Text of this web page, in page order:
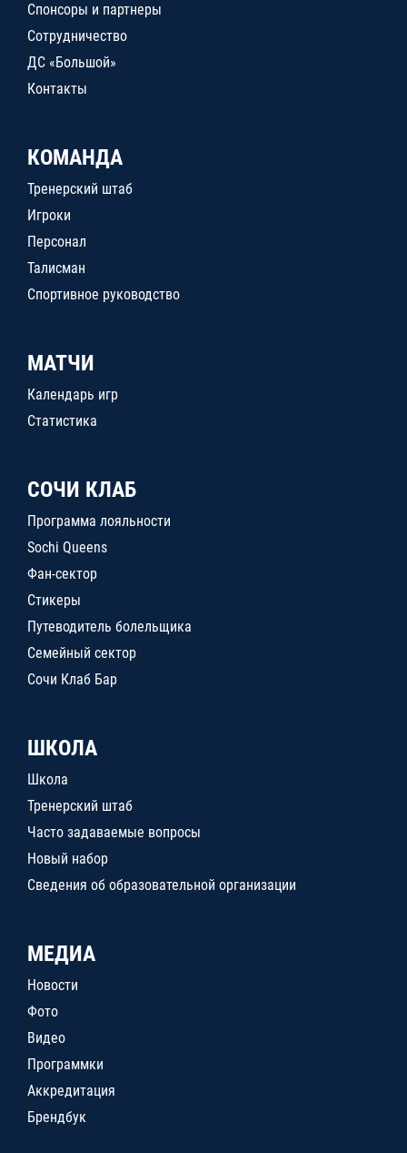
Спонсоры и партнеры
Сотрудничество
ДС «Большой»
Контакты
КОМАНДА
Тренерский штаб
Игроки
Персонал
Талисман
Спортивное руководство
МАТЧИ
Календарь игр
Статистика
СОЧИ КЛАБ
Программа лояльности
Sochi Queens
Фан-сектор
Стикеры
Путеводитель болельщика
Семейный сектор
Сочи Клаб Бар
ШКОЛА
Школа
Тренерский штаб
Часто задаваемые вопросы
Новый набор
Сведения об образовательной организации
МЕДИА
Новости
Фото
Видео
Программки
Аккредитация
Брендбук